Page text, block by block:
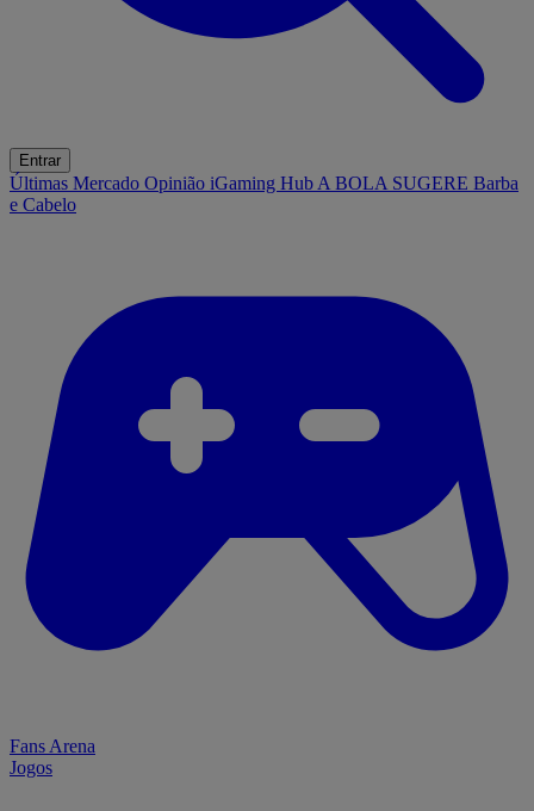
Entrar
Últimas Mercado Opinião iGaming Hub A BOLA SUGERE Barba
e Cabelo
Fans Arena
Jogos